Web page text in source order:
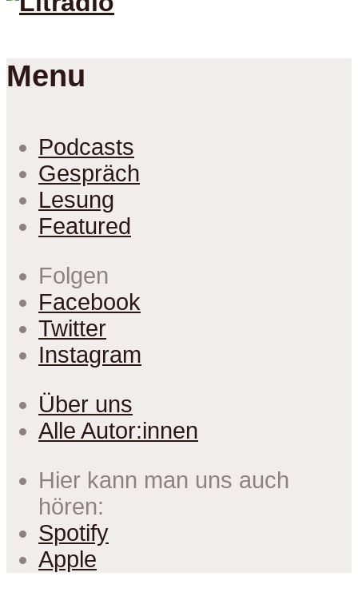
Menu
Podcasts
Gespräch
Lesung
Featured
Folgen
Facebook
Twitter
Instagram
Über uns
Alle Autor:innen
Hier kann man uns auch
hören:
Spotify
Apple